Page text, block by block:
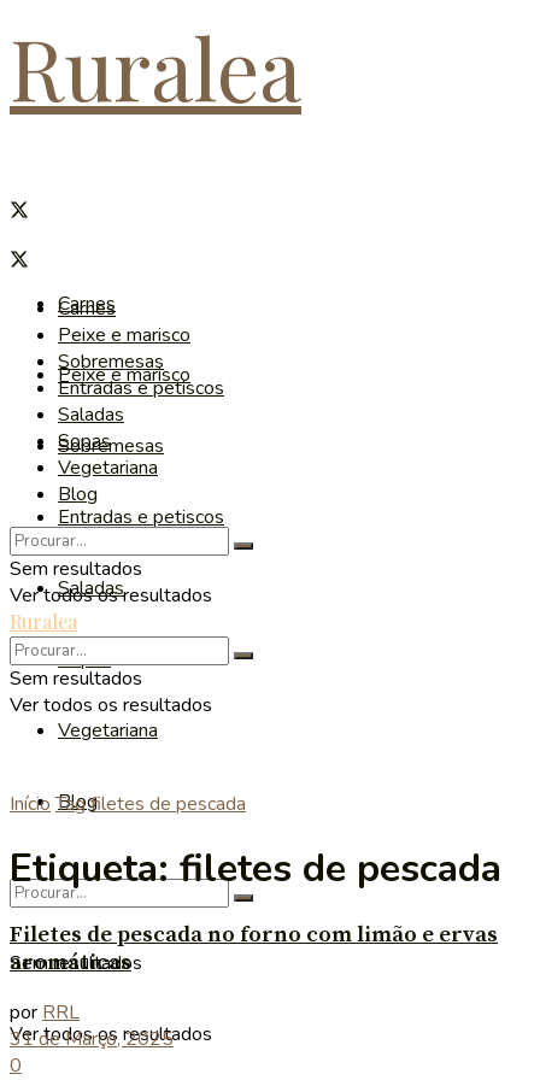
Ruralea
Carnes
Peixe e marisco
Sobremesas
Entradas e petiscos
Saladas
Sopas
Vegetariana
Blog
Sem resultados
Ver todos os resultados
Carnes
Peixe e marisco
Sobremesas
Entradas e petiscos
Saladas
Sopas
Vegetariana
Blog
Sem resultados
Ver todos os resultados
Ruralea
Sem resultados
Ver todos os resultados
Início Tagfiletes de pescada
Etiqueta:filetes de pescada
Filetes de pescada no forno com limão e ervas
aromáticas
por RRL
31 de Março, 2025
0